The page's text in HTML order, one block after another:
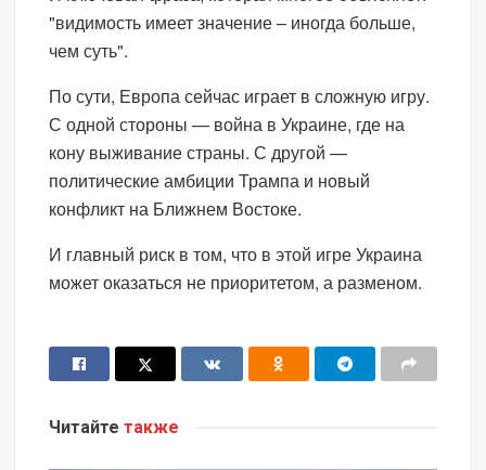
"видимость имеет значение – иногда больше,
чем суть".
По сути, Европа сейчас играет в сложную игру.
С одной стороны — война в Украине, где на
кону выживание страны. С другой —
политические амбиции Трампа и новый
конфликт на Ближнем Востоке.
И главный риск в том, что в этой игре Украина
может оказаться не приоритетом, а разменом.
Читайте также